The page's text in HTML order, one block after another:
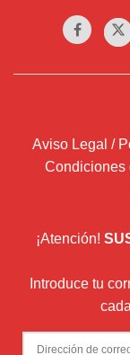
Aviso Legal /
Condiciones
¡Atención!
Introduce tu
Dirección